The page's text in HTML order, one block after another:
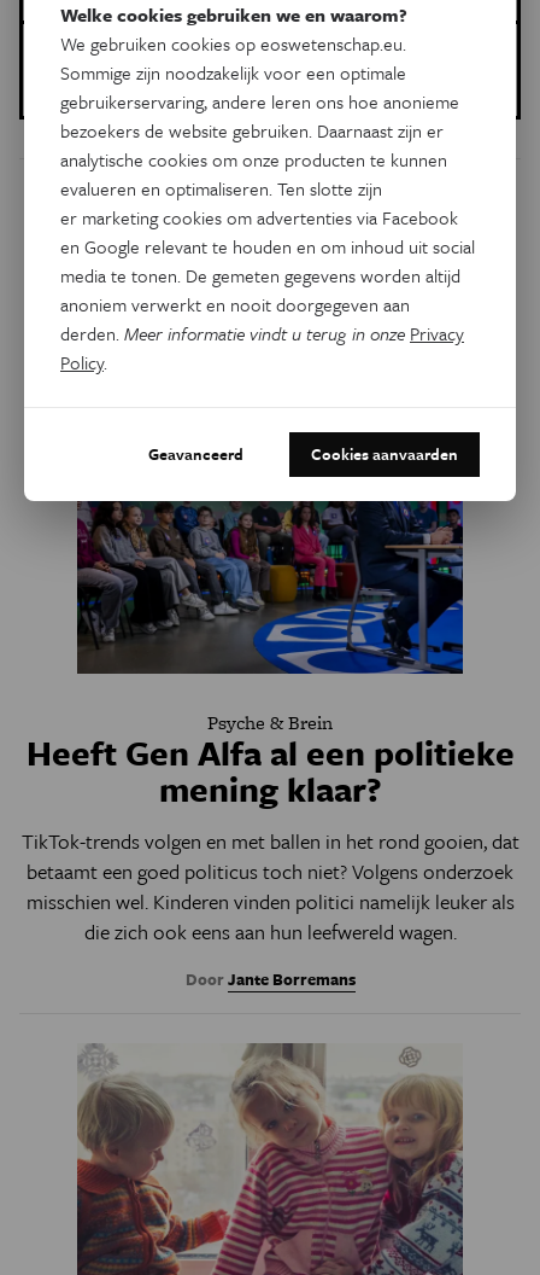
Gepubliceerd op:
13 april 2022
Dit artikel delen op:
Facebook Twitter Linkedin
Gerelateerde artikels
Psyche & Brein
Heeft Gen Alfa al een politieke
mening klaar?
TikTok-trends volgen en met ballen in het rond gooien, dat
betaamt een goed politicus toch niet? Volgens onderzoek
misschien wel. Kinderen vinden politici namelijk leuker als
die zich ook eens aan hun leefwereld wagen.
DoorJante Borremans
Welke cookies gebruiken we en waarom?
We gebruiken cookies op eoswetenschap.eu.
Sommige zijn noodzakelijk voor een optimale
gebruikerservaring, andere leren ons hoe anonieme
bezoekers de website gebruiken. Daarnaast zijn er
analytische cookies om onze producten te kunnen
evalueren en optimaliseren. Ten slotte zijn
er marketing cookies om advertenties via Facebook
en Google relevant te houden en om inhoud uit social
media te tonen. De gemeten gegevens worden altijd
anoniem verwerkt en nooit doorgegeven aan
derden.Meer informatie vindt u terug in onze Privacy
Policy.
Geavanceerd Cookies aanvaarden